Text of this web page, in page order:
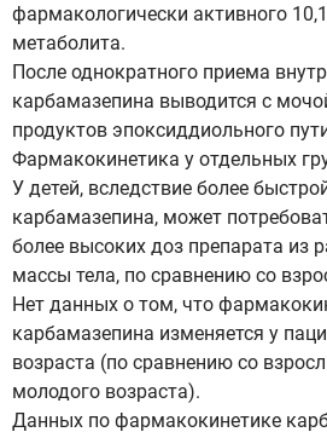
фармакологически активного
метаболита.
После однократного приема
карбамазепина выводится с
продуктов эпоксиддиольного
Фармакокинетика у отдельных
У детей, вследствие более
карбамазепина, может
более высоких доз препарата из
массы тела, по сравнению со
Нет данных о том, что
карбамазепина изменяется у
возраста (по сравнению со
молодого возраста).
Данных по фармакокинетике